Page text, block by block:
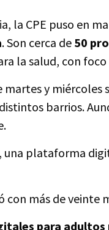
la CPE puso en
. Son cerca de 50
la salud, con
y miércoles
barrios.
, una plataforma
con más de veinte
para adultos